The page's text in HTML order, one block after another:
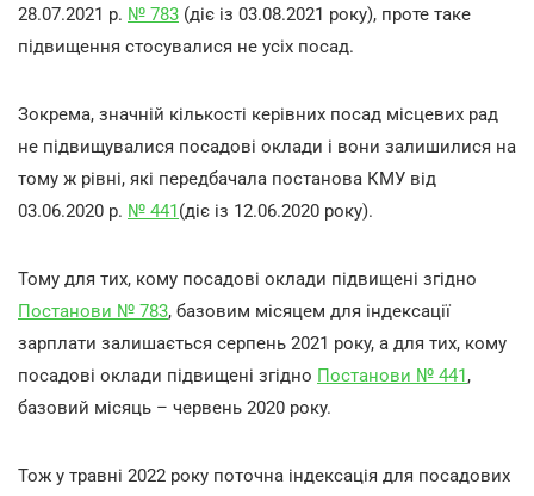
28.07.2021 р. № 783 (діє із 03.08.2021 року), проте таке
підвищення стосувалися не усіх посад.
Зокрема, значній кількості керівних посад місцевих рад
не підвищувалися посадові оклади і вони залишилися на
тому ж рівні, які передбачала постанова КМУ від
03.06.2020 р. № 441(діє із 12.06.2020 року).
Тому для тих, кому посадові оклади підвищені згідно
Постанови № 783, базовим місяцем для індексації
зарплати залишається серпень 2021 року, а для тих, кому
посадові оклади підвищені згідно Постанови № 441,
базовий місяць – червень 2020 року.
Тож у травні 2022 року поточна індексація для посадових